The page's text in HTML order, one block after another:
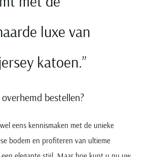
luxe van
katoen.
bestellen?
eens kennismaken met de unieke
bodem en profiteren van ultieme